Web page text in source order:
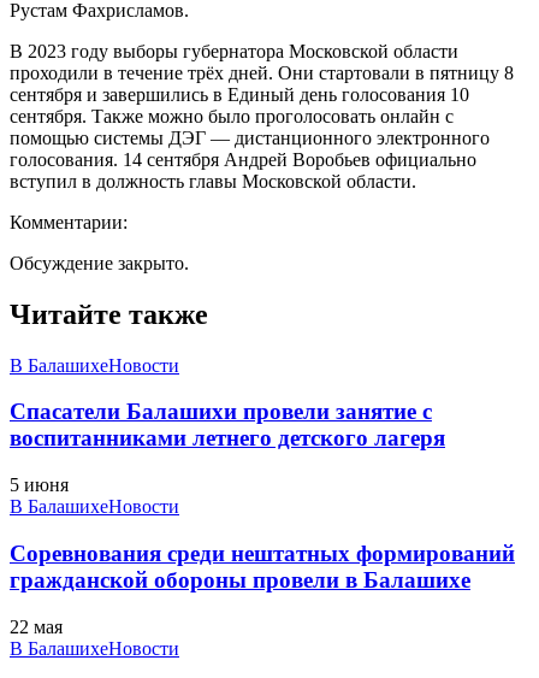
Рустам Фахрисламов.
В 2023 году выборы губернатора Московской области
проходили в течение трёх дней. Они стартовали в пятницу 8
сентября и завершились в Единый день голосования 10
сентября. Также можно было проголосовать онлайн с
помощью системы ДЭГ — дистанционного электронного
голосования. 14 сентября Андрей Воробьев официально
вступил в должность главы Московской области.
Комментарии:
Обсуждение закрыто.
Читайте также
В БалашихеНовости
Спасатели Балашихи провели занятие с
воспитанниками летнего детского лагеря
5 июня
В БалашихеНовости
Соревнования среди нештатных формирований
гражданской обороны провели в Балашихе
22 мая
В БалашихеНовости